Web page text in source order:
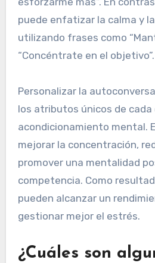
puede enfatizar la calma y
utilizando frases como
“Concéntrate en el objetivo”.
Personalizar la
los atributos únicos de
acondicionamiento mental.
mejorar la concentración,
promover una mentalidad
competencia. Como
pueden alcanzar un
gestionar mejor el estrés.
¿Cuáles son